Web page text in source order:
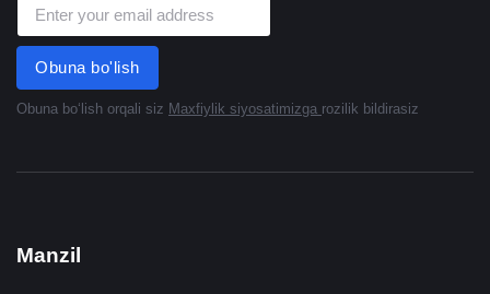
Obuna bo'lish
Obuna boʻlish orqali siz Maxfiylik siyosatimizga rozilik bildirasiz
Manzil